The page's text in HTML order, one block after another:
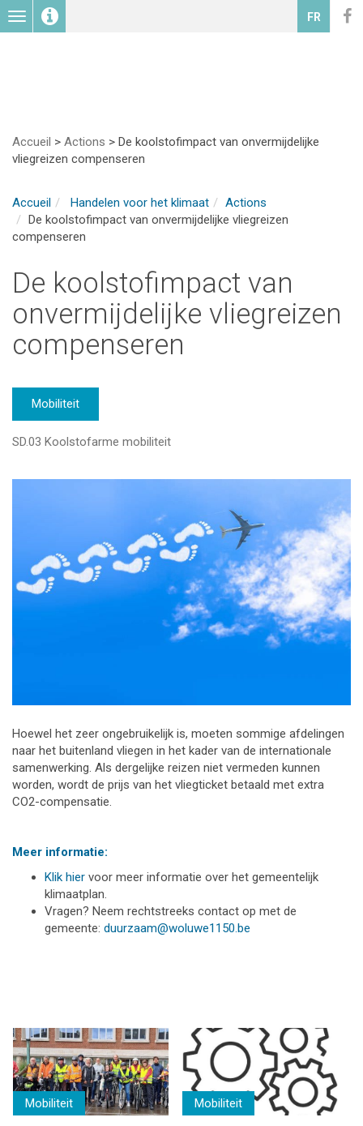
Toggle
navigation
FR
Accueil > Actions > De koolstofimpact van onvermijdelijke
vliegreizen compenseren
Accueil Handelen voor het klimaat
Actions
De koolstofimpact van onvermijdelijke vliegreizen
compenseren
De koolstofimpact van
onvermijdelijke vliegreizen
compenseren
Mobiliteit
SD.03 Koolstofarme mobiliteit
Hoewel het zeer ongebruikelijk is, moeten sommige afdelingen
naar het buitenland vliegen in het kader van de internationale
samenwerking. Als dergelijke reizen niet vermeden kunnen
worden, wordt de prijs van het vliegticket betaald met extra
CO2-compensatie.
Meer informatie:
Klik hier voor meer informatie over het gemeentelijk
klimaatplan.
Vragen? Neem rechtstreeks contact op met de
gemeente: duurzaam@woluwe1150.be
Mobiliteit Mobiliteit